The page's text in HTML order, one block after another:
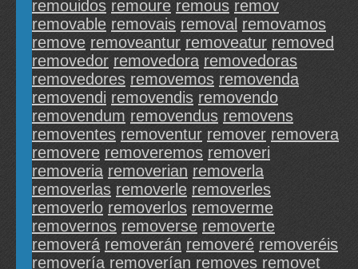
remouidos remoure remous remov
removable removais removal removamos
remove removeantur removeatur removed
removedor removedora removedoras
removedores removemos removenda
removendi removendis removendo
removendum removendus removens
removentes removentur remover removera
removere removeremos removeri
removeria removerian removerla
removerlas removerle removerles
removerlo removerlos removerme
removernos removerse removerte
removerá removerán removeré removeréis
removería removerían removes removet